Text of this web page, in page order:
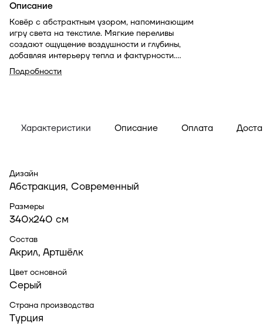
Описание
Ковёр с абстрактным узором, напоминающим
игру света на текстиле. Мягкие переливы
создают ощущение воздушности и глубины,
добавляя интерьеру тепла и фактурности.
Модель станет сдержанным, но
выразительным акцентом.
Подробности
Характеристики Описание Оплата
Дизайн
Абстракция, Современный
Размеры
340x240 см
Состав
Акрил, Артшёлк
Цвет основной
Серый
Страна производства
Турция